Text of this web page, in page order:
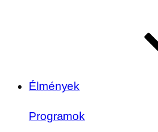
Élmények
Programok